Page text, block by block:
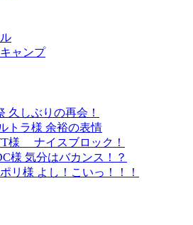
ャンプ
久しぶりの再会！
トラ様 余裕の表情
様 ナイスブロック！
様 気分はバカンス！？
リ様 よし！こいっ！！！